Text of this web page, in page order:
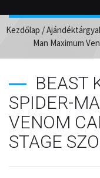
Kezdőlap /
Man Maximum
BEAST
SPIDER-
VENOM
STAGE